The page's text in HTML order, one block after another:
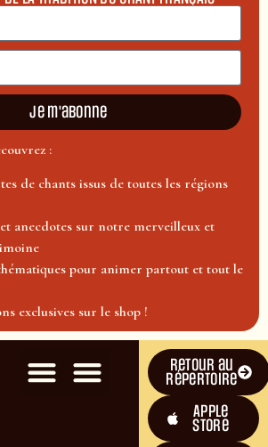
Je m'abonne
:
de chants issus de toutes les régions
anecdotes sur notre merveilleux et
pour animer partout et tout le
exclusives sur le shop !
Retour au
répertoire
Apple
Store